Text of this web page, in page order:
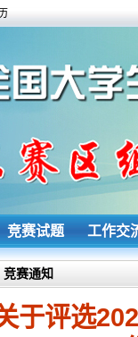
竞赛试题 工作交
竞赛通知
于评选